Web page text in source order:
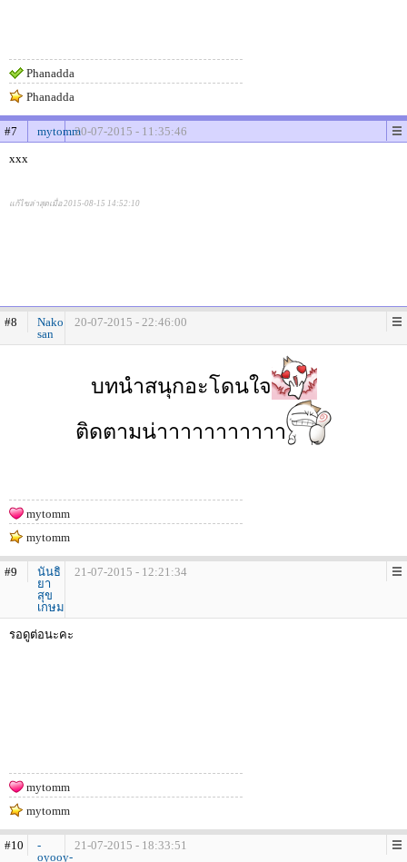
Phanadda
Phanadda
#7 mytomm20-07-2015 - 11:35:46
xxx
แก้ไขล่าสุดเมื่อ 2015-08-15 14:52:10
#8
Nako
san
20-07-2015 - 22:46:00
บทนำสนุกอะโดนใจ
ติดตามน่าาาาาาาาาาา
mytomm
mytomm
#9
นันธิ
ยา
สุข
เกษม
21-07-2015 - 12:21:34
รอดูต่อนะคะ
mytomm
mytomm
#10
-
oyooy-
21-07-2015 - 18:33:51